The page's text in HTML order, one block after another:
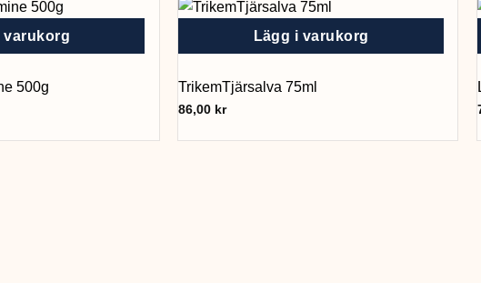
varukorg
500g
Lägg i varukorg
TrikemTjärsalva 75ml
86,00 kr